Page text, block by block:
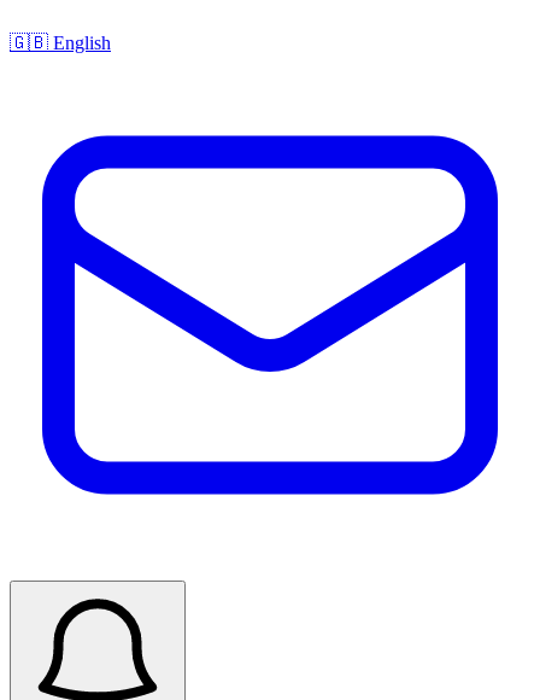
🇬🇧 English